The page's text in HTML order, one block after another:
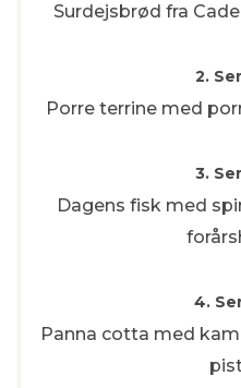
Surdejsbrød fra
2.
Porre terrine med
3.
Dagens fisk med
4.
Panna cotta med